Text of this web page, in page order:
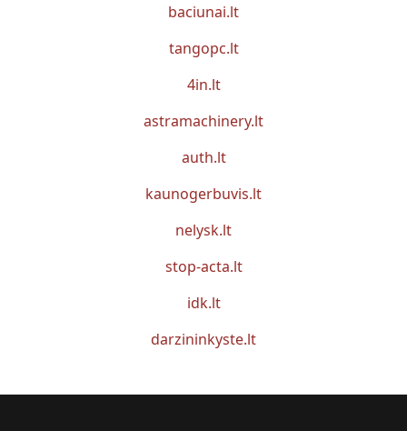
baciunai.lt
tangopc.lt
4in.lt
astramachinery.lt
auth.lt
kaunogerbuvis.lt
nelysk.lt
stop-acta.lt
idk.lt
darzininkyste.lt